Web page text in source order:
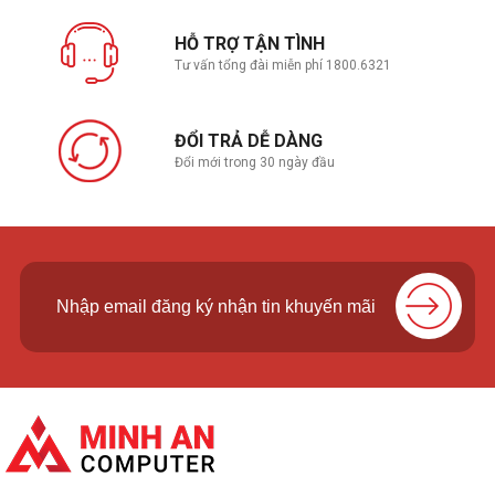
HỖ TRỢ TẬN TÌNH
Tư vấn tổng đài miễn phí 1800.6321
ĐỔI TRẢ DỄ DÀNG
Đổi mới trong 30 ngày đầu